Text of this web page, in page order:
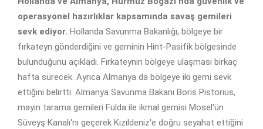
operasyonel hazırlıklar kapsamında savaş gemileri
sevk ediyor. Hollanda Savunma Bakanlığı, bölgeye bir
fırkateyn gönderdiğini ve geminin Hint-Pasifik bölgesinde
bulunduğunu açıkladı. Fırkateynin bölgeye ulaşması birkaç
hafta sürecek. Ayrıca Almanya da bölgeye iki gemi sevk
ettiğini belirtti. Almanya Savunma Bakanı Boris Pistorius,
mayın tarama gemileri Fulda ile ikmal gemisi Mosel'ün
Süveyş Kanalı'nı geçerek Kızıldeniz'e doğru seyahat ettiğini